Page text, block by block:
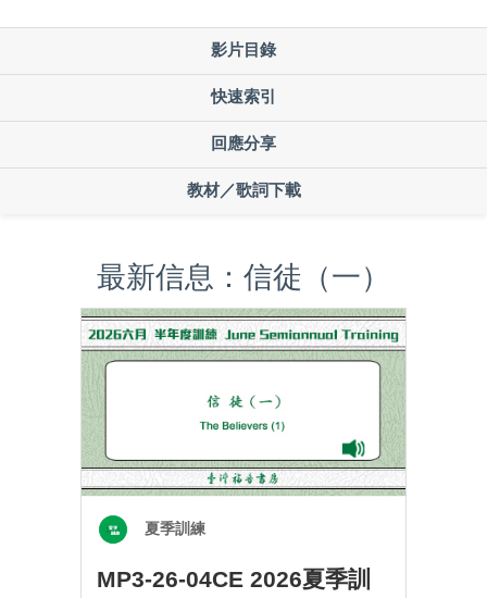
影片目錄
快速索引
回應分享
教材／歌詞下載
最新信息：信徒（一）
夏季訓練
MP3-26-04CE 2026夏季訓